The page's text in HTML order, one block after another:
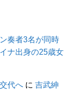
奏者3名が同時
ナ出身の25歳女
代へ に吉武紳